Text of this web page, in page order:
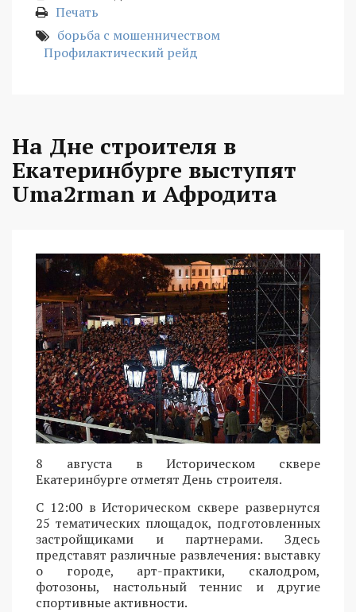
Печать
борьба с мошенничеством
Профилактический рейд
На Дне строителя в
Екатеринбурге выступят
Uma2rman и Афродита
8 августа в Историческом сквере
Екатеринбурге отметят День строителя.
С 12:00 в Историческом сквере развернутся
25 тематических площадок, подготовленных
застройщиками и партнерами. Здесь
представят различные развлечения: выставку
о городе, арт-практики, скалодром,
фотозоны, настольный теннис и другие
спортивные активности.